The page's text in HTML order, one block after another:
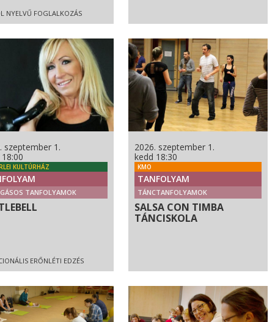
NYELVŰ FOGLALKOZÁS
szeptember 1.
KULTÚRHÁZ
TANFOLYAMOK
ERŐNLÉTI EDZÉS
2026. szeptember 1.
kedd 18:30
KMO
TANFOLYAM
TÁNCTANFOLYAMOK
SALSA CON TIMBA
TÁNCISKOLA